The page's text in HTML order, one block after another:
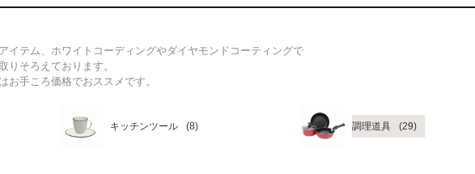
イテム、ホワイトコーディングやダイヤモンドコーティングで
りそろえております。
お手ころ価格でおススメです。
キッチンツール 調理道具